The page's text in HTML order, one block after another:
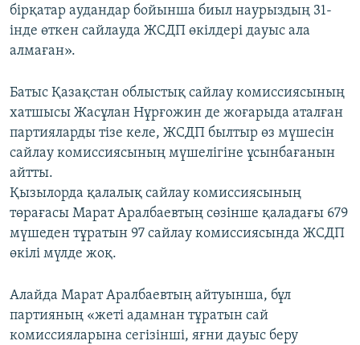
бірқатар аудандар бойынша биыл наурыздың 31-
інде өткен сайлауда ЖСДП өкілдері дауыс ала
алмаған».
Батыс Қазақстан облыстық сайлау комиссиясының
хатшысы Жасұлан Нұрғожин де жоғарыда аталған
партияларды тізе келе, ЖСДП былтыр өз мүшесін
сайлау комиссиясының мүшелігіне ұсынбағанын
айтты.
Қызылорда қалалық сайлау комиссиясының
төрағасы Марат Аралбаевтың сөзінше қаладағы 679
мүшеден тұратын 97 сайлау комиссиясында ЖСДП
өкілі мүлде жоқ.
Алайда Марат Аралбаевтың айтуынша, бұл
партияның «жеті адамнан тұратын сай
комиссияларына сегізінші, яғни дауыс беру